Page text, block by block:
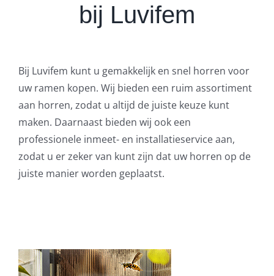
bij Luvifem
Bij Luvifem kunt u gemakkelijk en snel horren voor
uw ramen kopen. Wij bieden een ruim assortiment
aan horren, zodat u altijd de juiste keuze kunt
maken. Daarnaast bieden wij ook een
professionele inmeet- en installatieservice aan,
zodat u er zeker van kunt zijn dat uw horren op de
juiste manier worden geplaatst.